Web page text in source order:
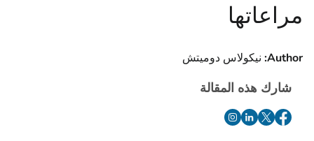
مراعاتها
Author: نيكولاس دوميتش
شارك هذه المقالة